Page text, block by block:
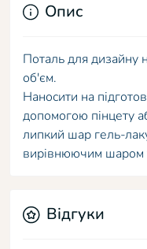
Опис
Поталь для дизайну
об'єм.
Наносити на
допомогою пінцету
липкий шар гель-
вирівнюючим шаром
Відгуки